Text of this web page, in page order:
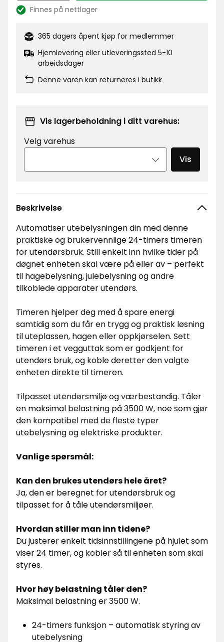
Lagerbalanse:
Finnes på nettlager
365 dagers åpent kjøp for medlemmer
Hjemlevering eller utleveringssted 5-10
arbeidsdager
Denne varen kan returneres i butikk
Vis lagerbeholdning i ditt varehus:
Velg varehus
Vis
Beskrivelse
Automatiser utebelysningen din med denne
praktiske og brukervennlige 24-timers timeren
for utendørsbruk. Still enkelt inn hvilke tider på
døgnet enheten skal være på eller av – perfekt
til hagebelysning, julebelysning og andre
tilkoblede apparater utendørs.
Timeren hjelper deg med å spare energi
samtidig som du får en trygg og praktisk løsning
til uteplassen, hagen eller oppkjørselen. Sett
timeren i et vegguttak som er godkjent for
utendørs bruk, og koble deretter den valgte
enheten direkte til timeren.
Tilpasset utendørsmiljø og værbestandig. Tåler
en maksimal belastning på 3500 W, noe som gjør
den kompatibel med de fleste typer
utebelysning og elektriske produkter.
Vanlige spørsmål:
Kan den brukes utendørs hele året?
Ja, den er beregnet for utendørsbruk og
tilpasset for å tåle utendørsmiljøer.
Hvordan stiller man inn tidene?
Du justerer enkelt tidsinnstillingene på hjulet som
viser 24 timer, og kobler så til enheten som skal
styres.
Hvor høy belastning tåler den?
Maksimal belastning er 3500 W.
24-timers funksjon – automatisk styring av
utebelysning